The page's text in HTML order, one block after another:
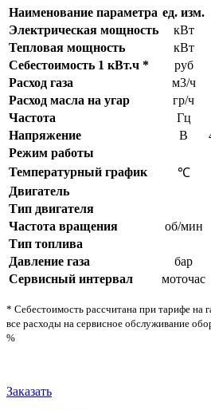
Наименование параметра ед. изм.
Электрическая мощность
кВт
Тепловая мощность
кВт
Себестоимость 1 кВт.ч *
руб
Расход газа
м3/ч
Расход масла на угар
гр/ч
Частота
Гц
Напряжение
В
Режим работы
Температурный график
℃
Двигатель
Тип двигателя
Частота вращения
об/мин
Тип топлива
Давление газа
бар
Сервисный интервал
моточас
* Себестоимость рассчитана при тарифе на
все расходы на сервисное обслуживание
%
Заказать